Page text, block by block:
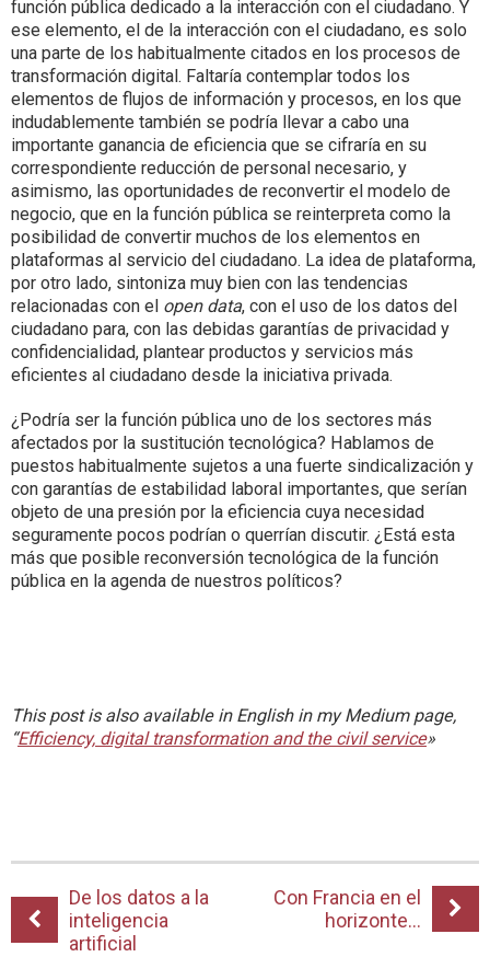
función pública dedicado a la interacción con el ciudadano. Y
ese elemento, el de la interacción con el ciudadano, es solo
una parte de los habitualmente citados en los procesos de
transformación digital. Faltaría contemplar todos los
elementos de flujos de información y procesos, en los que
indudablemente también se podría llevar a cabo una
importante ganancia de eficiencia que se cifraría en su
correspondiente reducción de personal necesario, y
asimismo, las oportunidades de reconvertir el modelo de
negocio, que en la función pública se reinterpreta como la
posibilidad de convertir muchos de los elementos en
plataformas al servicio del ciudadano. La idea de plataforma,
por otro lado, sintoniza muy bien con las tendencias
relacionadas con el open data, con el uso de los datos del
ciudadano para, con las debidas garantías de privacidad y
confidencialidad, plantear productos y servicios más
eficientes al ciudadano desde la iniciativa privada.
¿Podría ser la función pública uno de los sectores más
afectados por la sustitución tecnológica? Hablamos de
puestos habitualmente sujetos a una fuerte sindicalización y
con garantías de estabilidad laboral importantes, que serían
objeto de una presión por la eficiencia cuya necesidad
seguramente pocos podrían o querrían discutir. ¿Está esta
más que posible reconversión tecnológica de la función
pública en la agenda de nuestros políticos?
This post is also available in English in my Medium page,
“Efficiency, digital transformation and the civil service»
De los datos a la
inteligencia
artificial
Con Francia en el
horizonte…